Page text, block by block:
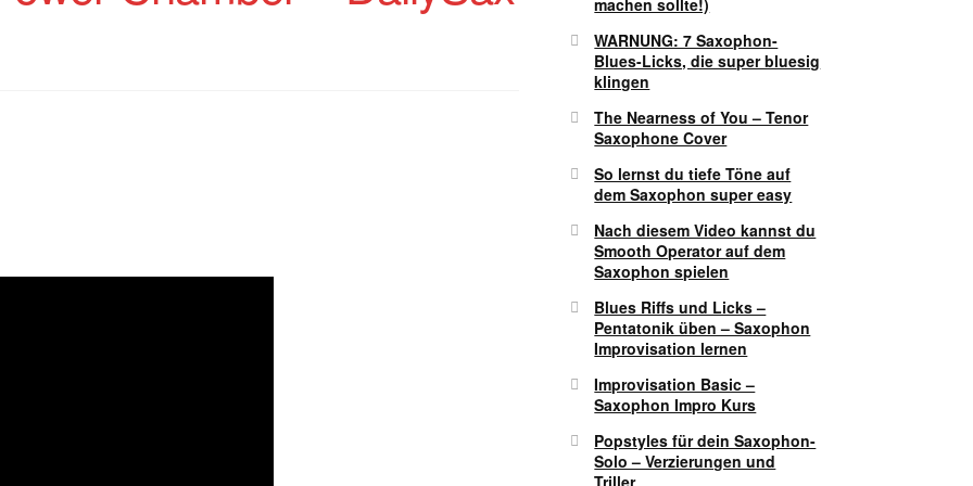
WARNUNG: 7 Saxophon-
Blues-Licks, die super bluesig
klingen
The Nearness of You – Tenor
Saxophone Cover
So lernst du tiefe Töne auf
dem Saxophon super easy
Nach diesem Video kannst du
Smooth Operator auf dem
Saxophon spielen
Blues Riffs und Licks –
Pentatonik üben – Saxophon
Improvisation lernen
Improvisation Basic –
Saxophon Impro Kurs
Popstyles für dein Saxophon-
Solo – Verzierungen und
Triller